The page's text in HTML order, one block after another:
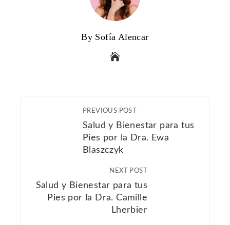
By Sofía Alencar
PREVIOUS POST
Salud y Bienestar para tus
Pies por la Dra. Ewa
Blaszczyk
NEXT POST
Salud y Bienestar para tus
Pies por la Dra. Camille
Lherbier